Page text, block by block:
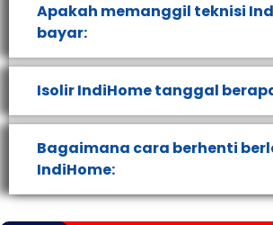
Apakah memanggil teknisi
bayar:
Isolir IndiHome tanggal
Bagaimana cara berhenti
IndiHome: